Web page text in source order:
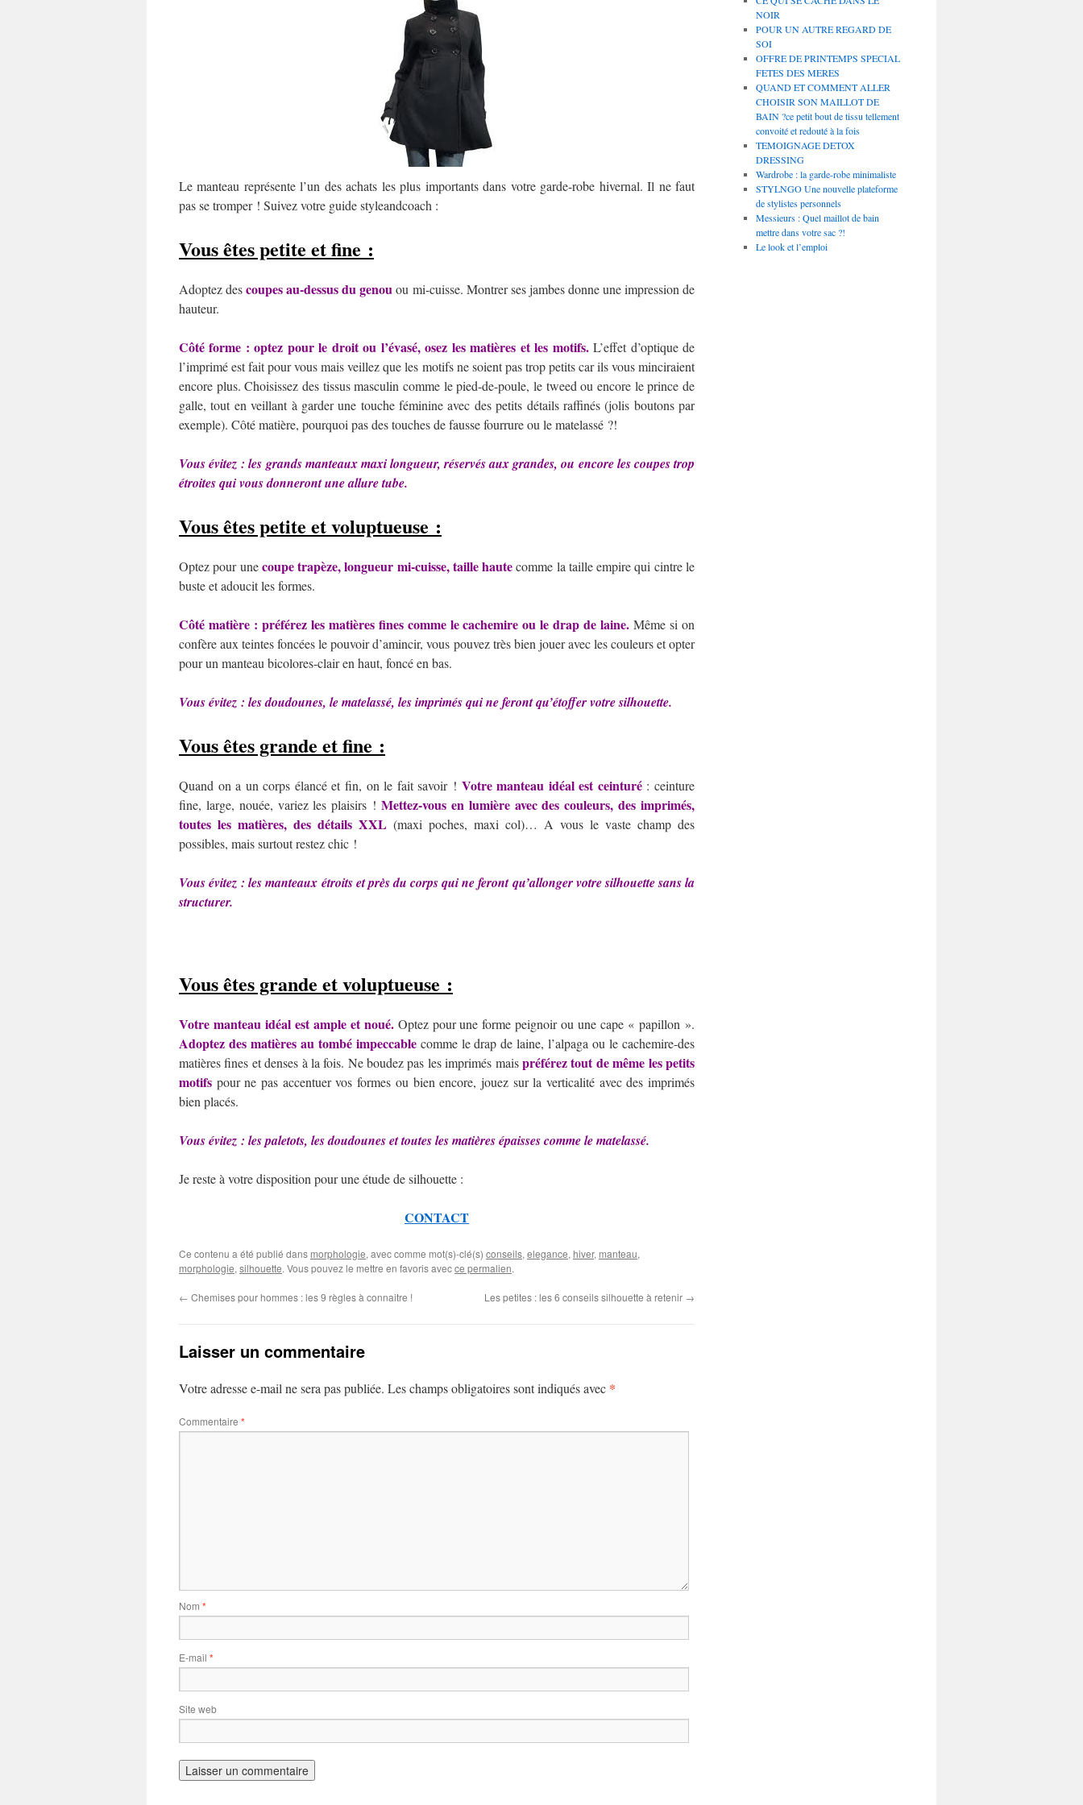
Le manteau représente l’un des achats les plus importants dans votre garde-robe hivernal. Il ne faut
pas se tromper ! Suivez votre guide styleandcoach :
Vous êtes petite et fine :
Adoptez descoupes au-dessus du genouou mi-cuisse. Montrer ses jambes donne une impression de
hauteur.
Côté forme : optez pour le droit ou l’évasé, osez les matières et les motifs.L’effet d’optique de
l’imprimé est fait pour vous mais veillez que les motifs ne soient pas trop petits car ils vous minciraient
encore plus. Choisissez des tissus masculin comme le pied-de-poule, le tweed ou encore le prince de
galle, tout en veillant à garder une touche féminine avec des petits détails raffinés (jolis boutons par
exemple). Côté matière, pourquoi pas des touches de fausse fourrure ou le matelassé ?!
Vous évitez : les grands manteaux maxi longueur, réservés aux grandes, ou encore les coupes trop
étroites qui vous donneront une allure tube.
Vous êtes petite et voluptueuse :
Optez pour unecoupe trapèze, longueur mi-cuisse, taille hautecomme la taille empire qui cintre le
buste et adoucit les formes.
Côté matière : préférez les matières fines comme le cachemire ou le drap de laine. Même si on
confère aux teintes foncées le pouvoir d’amincir, vous pouvez très bien jouer avec les couleurs et opter
pour un manteau bicolores-clair en haut, foncé en bas.
Vous évitez : les doudounes, le matelassé, les imprimés qui ne feront qu’étoffer votre silhouette.
Vous êtes grande et fine :
Quand on a un corps élancé et fin, on le fait savoir ! Votre manteau idéal est ceinturé: ceinture
fine, large, nouée, variez les plaisirs ! Mettez-vous en lumière avec des couleurs, des imprimés,
toutes les matières, des détails XXL (maxi poches, maxi col)… A vous le vaste champ des
possibles, mais surtout restez chic !
Vous évitez : les manteaux étroits et près du corps qui ne feront qu’allonger votre silhouette sans la
structurer.
Vous êtes grande et voluptueuse :
Votre manteau idéal est ample et noué.Optez pour une forme peignoir ou une cape « papillon ».
Adoptez des matières au tombé impeccablecomme le drap de laine, l’alpaga ou le cachemire-des
matières fines et denses à la fois. Ne boudez pas les imprimés maispréférez tout de même les petits
motifs pour ne pas accentuer vos formes ou bien encore, jouez sur la verticalité avec des imprimés
bien placés.
Vous évitez : les paletots, les doudounes et toutes les matières épaisses comme le matelassé.
Je reste à votre disposition pour une étude de silhouette :
CONTACT
Ce contenu a été publié dans morphologie, avec comme mot(s)-clé(s) conseils, elegance, hiver, manteau,
morphologie, silhouette. Vous pouvez le mettre en favoris avecce permalien.
← Chemises pour hommes : les 9 règles à connaitre ! Les petites : les 6 conseils silhouette à retenir →
Laisser un commentaire
Votre adresse e-mail ne sera pas publiée. Les champs obligatoires sont indiqués avec *
Commentaire *
Nom *
E-mail *
Site web
NOIR
POUR UN AUTRE REGARD DE
SOI
OFFRE DE PRINTEMPS SPECIAL
FETES DES MERES
QUAND ET COMMENT ALLER
CHOISIR SON MAILLOT DE
BAIN ?ce petit bout de tissu tellement
convoité et redouté à la fois
TEMOIGNAGE DETOX
DRESSING
Wardrobe : la garde-robe minimaliste
STYLNGO Une nouvelle plateforme
de stylistes personnels
Messieurs : Quel maillot de bain
mettre dans votre sac ?!
Le look et l’emploi